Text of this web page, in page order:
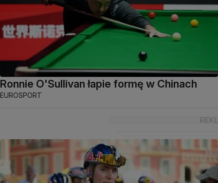
Ronnie O'Sullivan łapie formę w Chinach
EUROSPORT